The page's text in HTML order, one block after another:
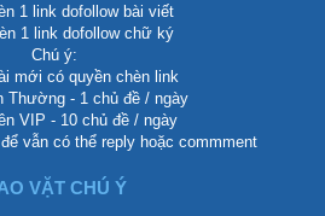
1 link dofollow bài viết
1 link dofollow chữ ký
Chú ý:
mới có quyền chèn link
Thường - 1 chủ đề / ngày
VIP - 10 chủ đề / ngày
vẫn có thể reply hoặc commment
VẶT CHÚ Ý